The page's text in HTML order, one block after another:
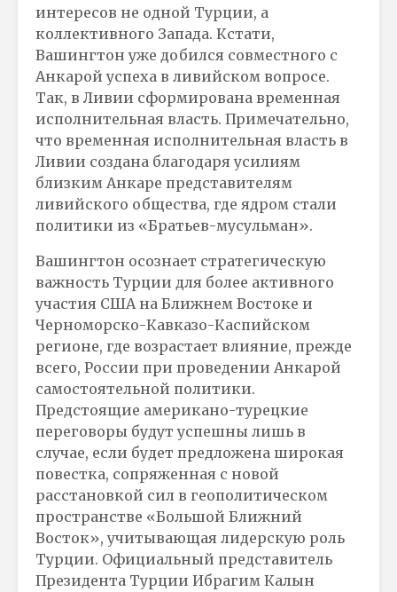
интересов не одной Турции, а
коллективного Запада. Кстати,
Вашингтон уже добился совместного с
Анкарой успеха в ливийском вопросе.
Так, в Ливии сформирована временная
исполнительная власть. Примечательно,
что временная исполнительная власть в
Ливии создана благодаря усилиям
близким Анкаре представителям
ливийского общества, где ядром стали
политики из «Братьев-мусульман».
Вашингтон осознает стратегическую
важность Турции для более активного
участия США на Ближнем Востоке и
Черноморско-Кавказо-Каспийском
регионе, где возрастает влияние, прежде
всего, России при проведении Анкарой
самостоятельной политики.
Предстоящие американо-турецкие
переговоры будут успешны лишь в
случае, если будет предложена широкая
повестка, сопряженная с новой
расстановкой сил в геополитическом
пространстве «Большой Ближний
Восток», учитывающая лидерскую роль
Турции. Официальный представитель
Президента Турции Ибрагим Калын